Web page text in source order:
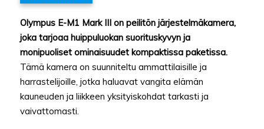
Olympus E-M1 Mark III on peilitön järjestelmäkamera,
joka tarjoaa huippuluokan suorituskyvyn ja
monipuoliset ominaisuudet kompaktissa paketissa.
Tämä kamera on suunniteltu ammattilaisille ja
harrastelijoille, jotka haluavat vangita elämän
kauneuden ja liikkeen yksityiskohdat tarkasti ja
vaivattomasti.